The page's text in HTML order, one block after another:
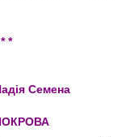
*
Семена